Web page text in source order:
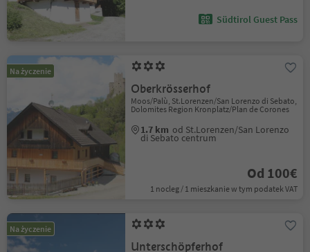
Südtirol Guest Pass
Na życzenie
Oberkrösserhof
Moos/Palù, St.Lorenzen/San Lorenzo di Sebato,
Dolomites Region Kronplatz/Plan de Corones
1.7 km od St.Lorenzen/San Lorenzo
di Sebato centrum
Od 100€
1 nocleg / 1 mieszkanie w tym podatek VAT
Na życzenie
Unterschöpferhof